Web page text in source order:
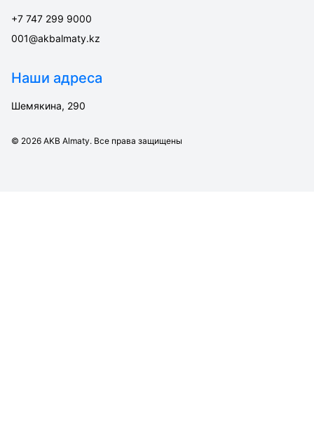
+7 747 299 9000
001@akbalmaty.kz
Наши адреса
Шемякина, 290
© 2026 AKB Almaty. Все права защищены